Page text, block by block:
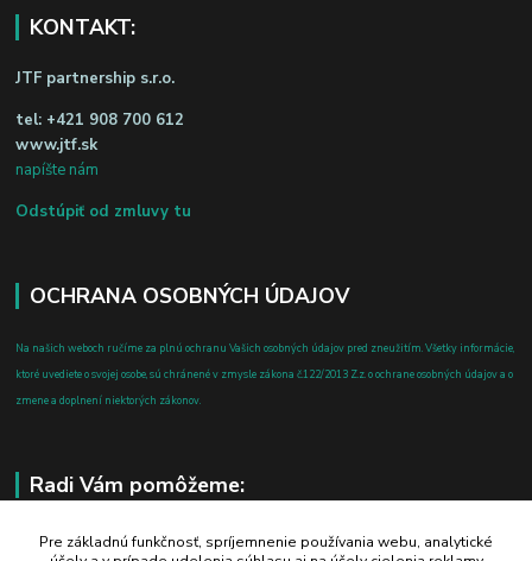
KONTAKT:
JTF partnership s.r.o.
tel: +421 908 700 612
www.jtf.sk
napíšte nám
Odstúpiť od zmluvy tu
OCHRANA OSOBNÝCH ÚDAJOV
Na našich weboch ručíme za plnú ochranu Vašich osobných údajov pred zneužitím. Všetky informácie,
ktoré uvediete o svojej osobe, sú chránené v zmysle zákona č.122/2013 Z.z. o ochrane osobných údajov a o
zmene a doplnení niektorých zákonov.
Radi Vám pomôžeme:
+421 908 700 612
Pre základnú funkčnosť, spríjemnenie používania webu, analytické